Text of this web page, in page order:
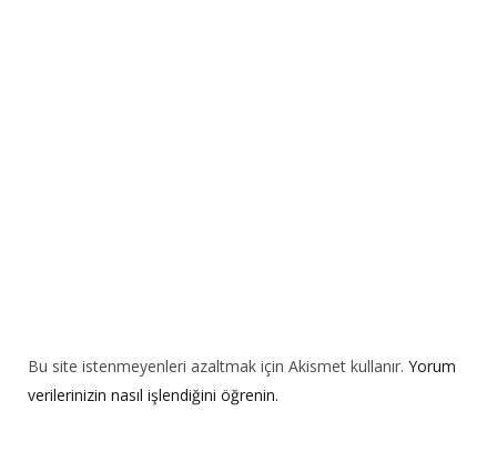
Bu site istenmeyenleri azaltmak için Akismet kullanır. Yorum
verilerinizin nasıl işlendiğini öğrenin.